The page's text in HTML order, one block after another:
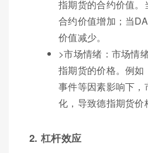
指期货的合约价值。
合约价值增加；当
价值减少。
>市场情绪：市场情
指期货的价格。例如
事件等因素影响下
化，导致德指期货价
2. 杠杆效应